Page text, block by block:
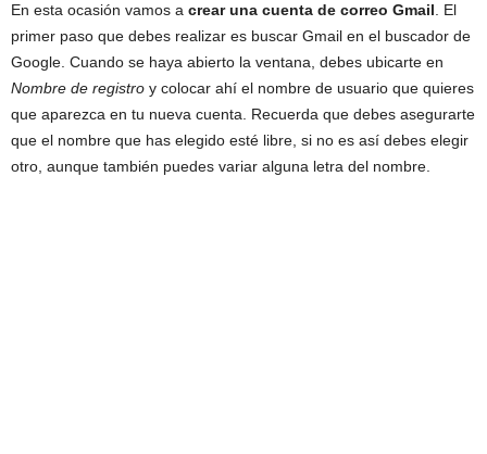
En esta ocasión vamos a crear una cuenta de correo Gmail . El
primer paso que debes realizar es buscar Gmail en el buscador de
Google. Cuando se haya abierto la ventana, debes ubicarte en
Nombre de registro y colocar ahí el nombre de usuario que quieres
que aparezca en tu nueva cuenta. Recuerda que debes asegurarte
que el nombre que has elegido esté libre, si no es así debes elegir
otro, aunque también puedes variar alguna letra del nombre.